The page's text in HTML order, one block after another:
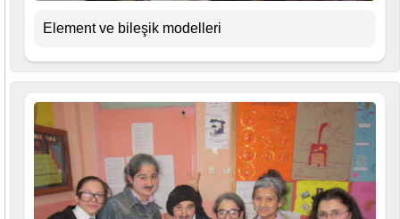
Element ve bileşik modelleri